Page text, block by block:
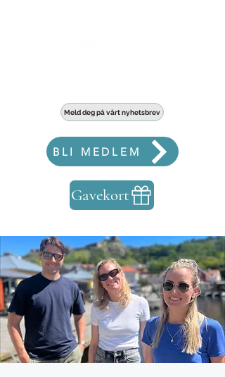
Meld deg på vårt nyhetsbrev
BLI MEDLEM
Gavekort